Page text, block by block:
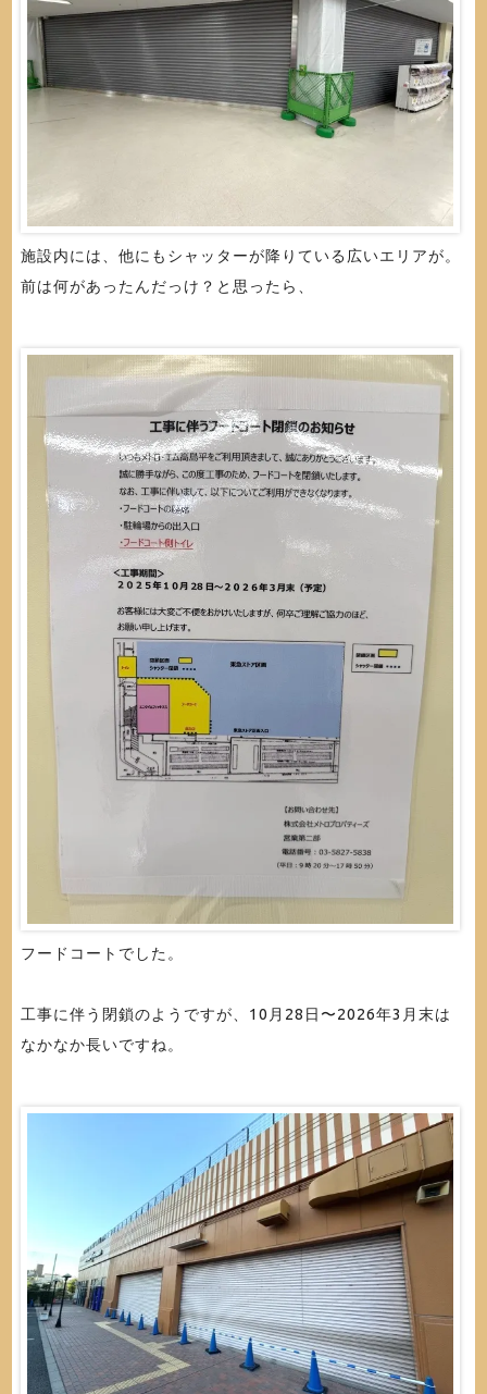
施設内には、他にもシャッターが降りている広いエリアが。
前は何があったんだっけ？と思ったら、
フードコートでした。
工事に伴う閉鎖のようですが、10月28日〜2026年3月末は
なかなか長いですね。